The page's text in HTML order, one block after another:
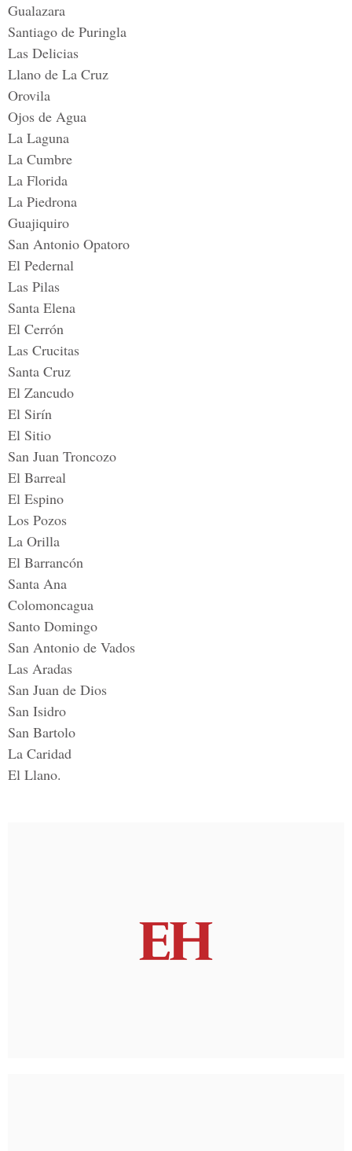
Gualazara
Santiago de Puringla
Las Delicias
Llano de La Cruz
Orovila
Ojos de Agua
La Laguna
La Cumbre
La Florida
La Piedrona
Guajiquiro
San Antonio Opatoro
El Pedernal
Las Pilas
Santa Elena
El Cerrón
Las Crucitas
Santa Cruz
El Zancudo
El Sirín
El Sitio
San Juan Troncozo
El Barreal
El Espino
Los Pozos
La Orilla
El Barrancón
Santa Ana
Colomoncagua
Santo Domingo
San Antonio de Vados
Las Aradas
San Juan de Dios
San Isidro
San Bartolo
La Caridad
El Llano.